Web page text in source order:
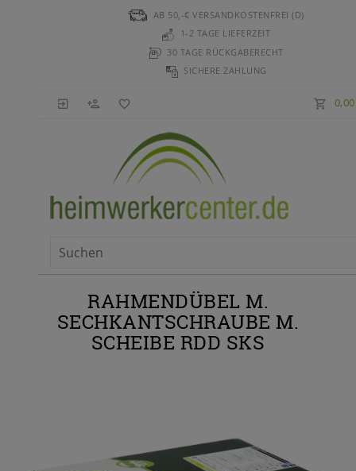
AB 50,-€ VERSANDKOSTENFREI (D)
1-2 TAGE LIEFERZEIT
30 TAGE RÜCKGABERECHT
SICHERE ZAHLUNG
RAHMENDÜBEL M.
SECHKANTSCHRAUBE M.
SCHEIBE RDD SKS